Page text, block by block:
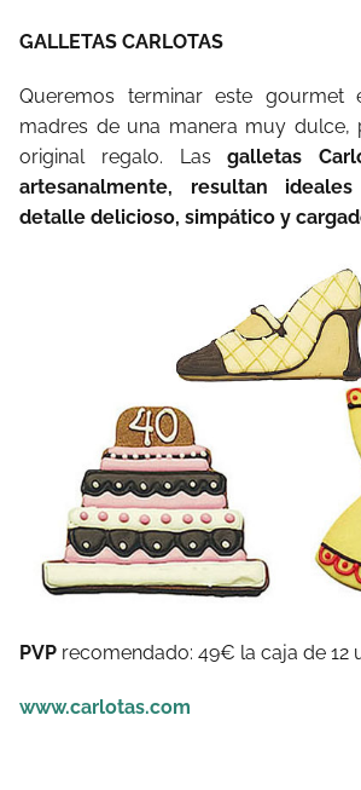
GALLETAS CARLOTAS
Queremos terminar este gourmet
madres de una manera muy dulce,
original regalo. Lasgalletas
artesanalmente, resultan
detalle delicioso, simpático y
PVP recomendado: 49€ la caja de 12
www.carlotas.com